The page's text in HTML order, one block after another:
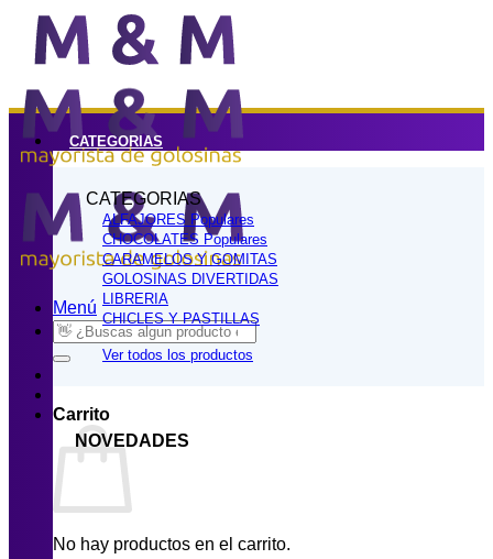
Saltar
contenido
Menú
Buscar
por:
Carrito
No hay productos en el carrito.
CATEGORIAS
CATEGORIAS
ALFAJORES
CHOCOLATES
CARAMELOS Y GOMITAS
GOLOSINAS DIVERTIDAS
LIBRERIA
CHICLES Y PASTILLAS
Ver todos los productos
NOVEDADES